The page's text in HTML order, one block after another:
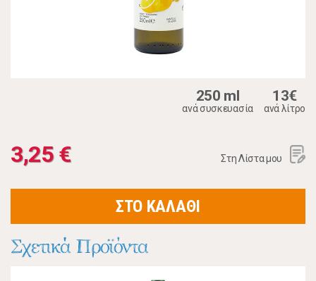
250 ml
ανά συσκευασία
13€
ανά λίτρο
3,25 € Στη Λίστα μου
ΣΤΟ ΚΑΛΑΘΙ
Σχετικά Προϊόντα